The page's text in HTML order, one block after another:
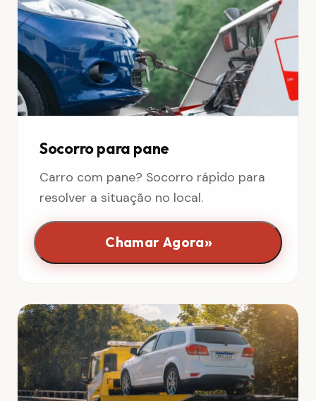
Socorro para pane
Carro com pane? Socorro rápido para
resolver a situação no local.
Chamar Agora»